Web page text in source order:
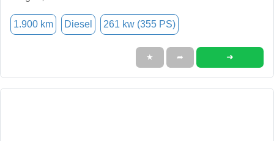
1.900 km Diesel 261 kw (355 PS)
★ ➦ ➜